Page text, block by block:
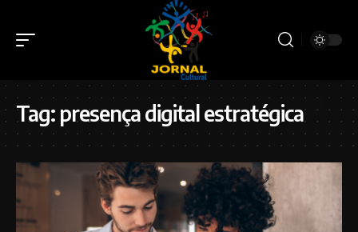
Tag: presença digital estratégica